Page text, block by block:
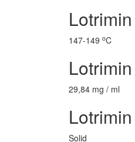
147-149 oC
29,84 mg / ml
Solid